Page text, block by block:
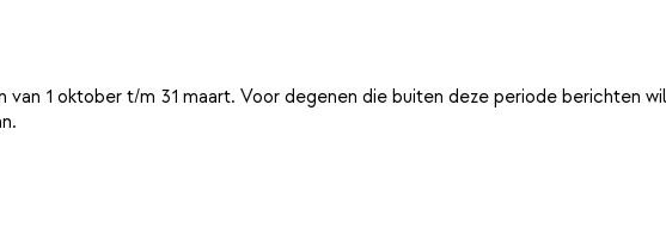
1 oktober t/m 31 maart. Voor degenen die buiten deze periode berichten